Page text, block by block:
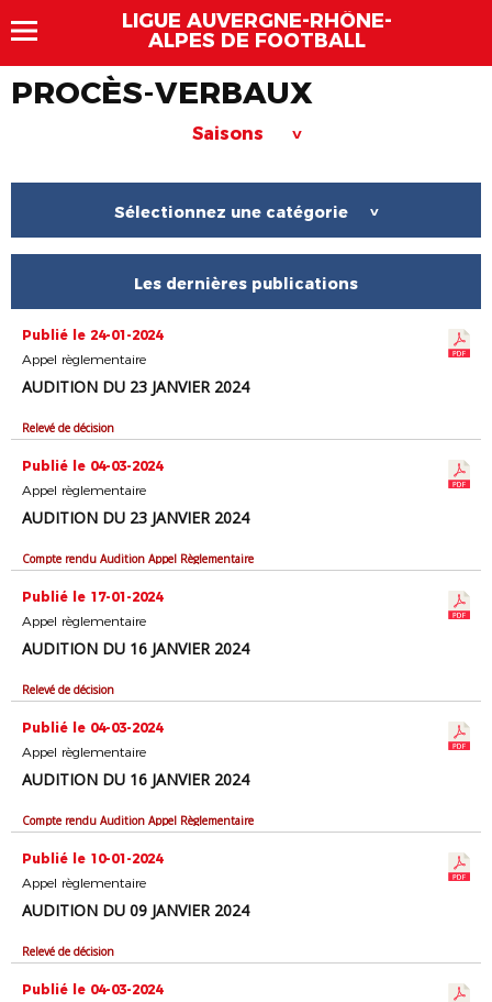
LIGUE AUVERGNE-RHÔNE-
ALPES DE FOOTBALL
PROCÈS-VERBAUX
Saisons >
Sélectionnez une catégorie >
Les dernières publications
Publié le 24-01-2024
Appel règlementaire
AUDITION DU 23 JANVIER 2024
Relevé de décision
Publié le 04-03-2024
Appel règlementaire
AUDITION DU 23 JANVIER 2024
Compte rendu Audition Appel Règlementaire
Publié le 17-01-2024
Appel règlementaire
AUDITION DU 16 JANVIER 2024
Relevé de décision
Publié le 04-03-2024
Appel règlementaire
AUDITION DU 16 JANVIER 2024
Compte rendu Audition Appel Règlementaire
Publié le 10-01-2024
Appel règlementaire
AUDITION DU 09 JANVIER 2024
Relevé de décision
Publié le 04-03-2024